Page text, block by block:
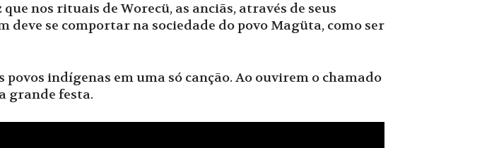
nos rituais de Worecü, as anciãs, através de seus
deve se comportar na sociedade do povo Magüta, como ser
indígenas em uma só canção. Ao ouvirem o chamado
grande festa.